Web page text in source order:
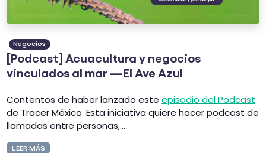
Negocios
[Podcast] Acuacultura y negocios
vinculados al mar —El Ave Azul
Contentos de haber lanzado esteepisodio del Podcast
de Tracer México.Esta iniciativa quiere hacer podcast de
llamadas entre personas,...
LEER MÁS